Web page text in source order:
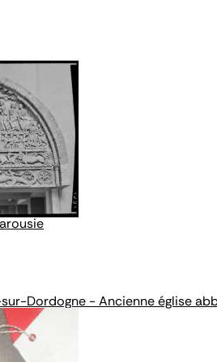
Dordogne - Ancienne église